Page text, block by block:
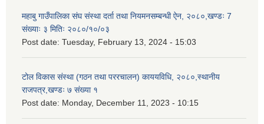
महाबु गाउँपालिका संघ संस्था दर्ता तथा नियमनसम्बन्धी ऐन, २०८०,खण्डः 7
संख्याः ३ मितिः २०८०/१०/०३
Post date: Tuesday, February 13, 2024 - 15:03
टोल विकास संस्था (गठन तथा पररचालन) काययविधि, २०८०,स्थानीय
राजपत्र,खण्डः ७ संख्या १
Post date: Monday, December 11, 2023 - 10:15